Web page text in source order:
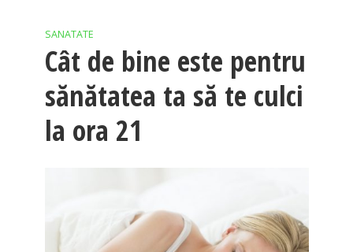
SANATATE
Cât de bine este pentru
sănătatea ta să te culci
la ora 21